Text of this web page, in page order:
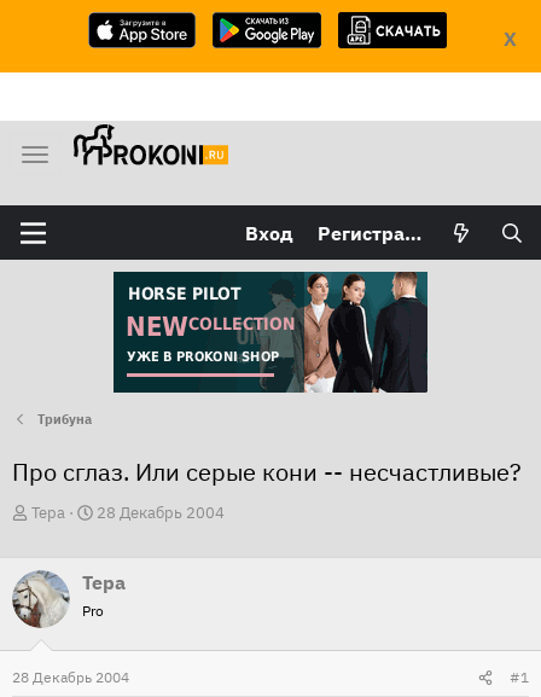
X
М
н
ю
Вход Регистрация
Трибуна
Про сглаз. Или серые кони -- несчастливые?
А
т
о
р
т
е
Тера
Д
а
ч
28 Декабрь 2004
Тера
Pro
28 Декабрь 2004 #1